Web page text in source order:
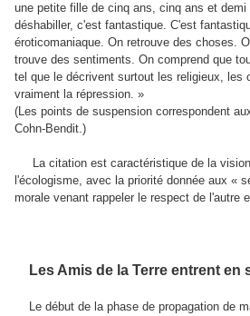
une petite fille de cinq ans, cinq ans et
déshabiller, c'est fantastique. C'est
éroticomaniaque. On retrouve des choses.
trouve des sentiments. On comprend que
tel que le décrivent surtout les religieux, les
vraiment la répression. »
(Les points de suspension correspondent
Cohn-Bendit.)
La citation est caractéristique de la
l'écologisme, avec la priorité donnée aux «
morale venant rappeler le respect de l'autre
Les Amis de la Terre entrent en
Le début de la phase de propagation de